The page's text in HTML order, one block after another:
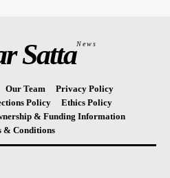
SattaNews
Our Team
Privacy Policy
Policy
Ethics Policy
& Funding Information
& Conditions